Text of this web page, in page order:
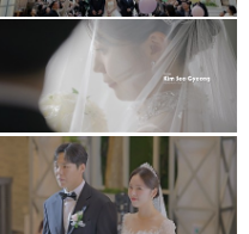
메리다웨딩컨벤션
아모르아트 아모르홀